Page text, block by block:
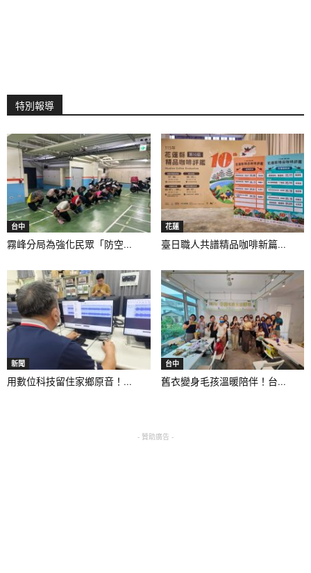
特別報導
台中
霧峰分局為強化民眾「防空...
花蓮
臺日職人共譜精品咖啡新篇...
新聞
用數位科技留住家鄉原音！...
台中
舊衣變身毛孩溫暖陪伴！台...
- 贊助廣告 -